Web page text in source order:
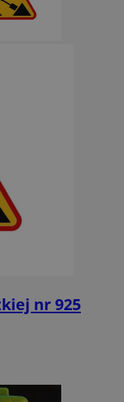
nr 925